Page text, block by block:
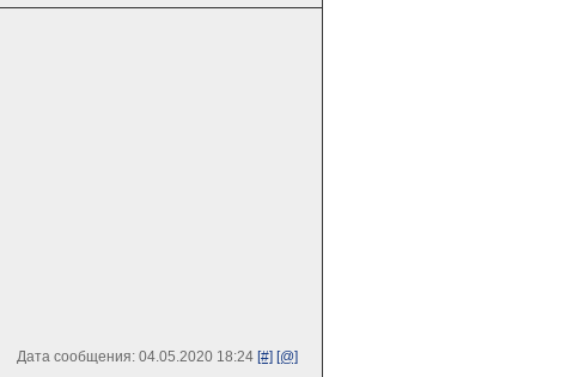
Дата сообщения: 04.05.2020 18:24 [#] [@]